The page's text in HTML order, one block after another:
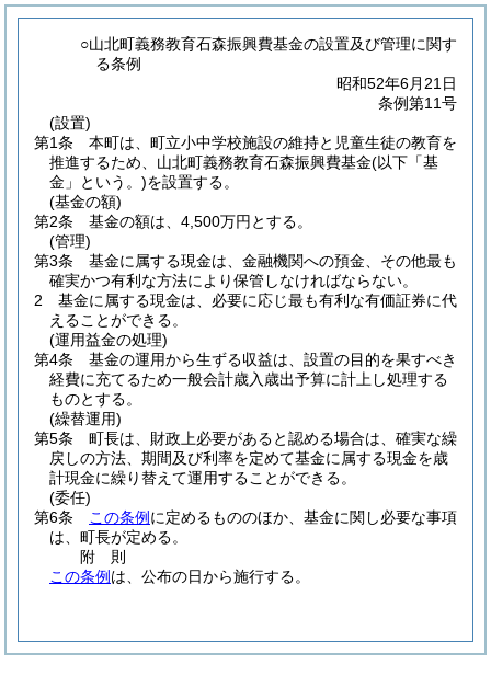
○山北町義務教育石森振興費基金の設置及び管理に関す
る条例
昭和52年6月21日
条例第11号
(設置)
第1条
本町は、町立小中学校施設の維持と児童生徒の教育を
推進するため、山北町義務教育石森振興費基金(以下「基
金」という。)を設置する。
(基金の額)
第2条
基金の額は、4,500万円とする。
(管理)
第3条
基金に属する現金は、金融機関への預金、その他最も
確実かつ有利な方法により保管しなければならない。
2
基金に属する現金は、必要に応じ最も有利な有価証券に代
えることができる。
(運用益金の処理)
第4条
基金の運用から生ずる収益は、設置の目的を果すべき
経費に充てるため一般会計歳入歳出予算に計上し処理する
ものとする。
(繰替運用)
第5条
町長は、財政上必要があると認める場合は、確実な繰
戻しの方法、期間及び利率を定めて基金に属する現金を歳
計現金に繰り替えて運用することができる。
(委任)
第6条
この条例 に定めるもののほか、基金に関し必要な事項
は、町長が定める。
附 則
この条例 は、公布の日から施行する。